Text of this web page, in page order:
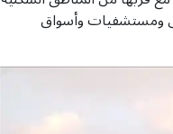
ومستشفيات وأسواق